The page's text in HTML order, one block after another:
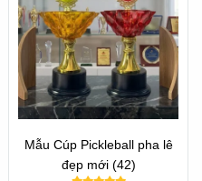
Mẫu Cúp Pickleball pha lê
đẹp mới (42)